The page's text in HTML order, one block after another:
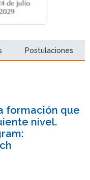
Postulaciones
formación que
nivel.